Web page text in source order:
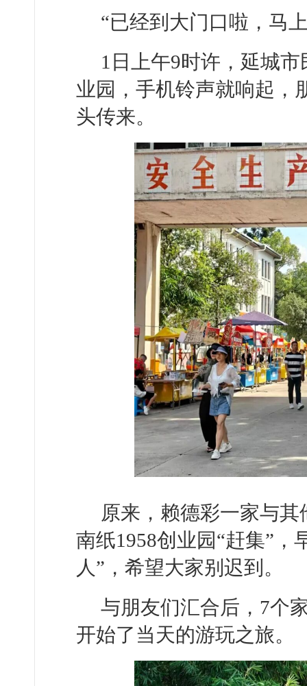
“已经到大门口啦，马
1日上午9时许，延城
业园，手机铃声就响起，
头传来。
原来，赖德彩一家与
南纸1958创业园“赶集”，
人”，希望大家别迟到。
与朋友们汇合后，7个
开始了当天的游玩之旅。